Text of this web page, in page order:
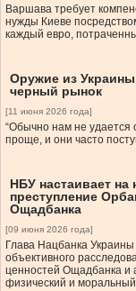
Варшава требует
нужды Киеве
каждый евро,
Оружие из
черный рынок
[11 июня 2026 года]
“Обычно нам не удается
проще, и они часто
НБУ настаивает на
преступление
Ощадбанка
[09 июня 2026 года]
Глава Нацбанка
объективного
ценностей Ощадбанка и
физический и